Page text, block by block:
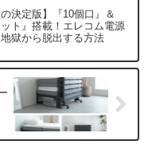
の決定版】『10個口』＆
ット』搭載！エレコム電源
獄から脱出する方法